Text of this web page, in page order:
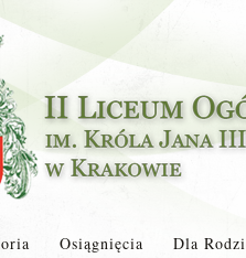
Osiągnięcia Dla